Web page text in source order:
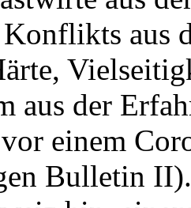
aus
aus der
einem
Bulletin